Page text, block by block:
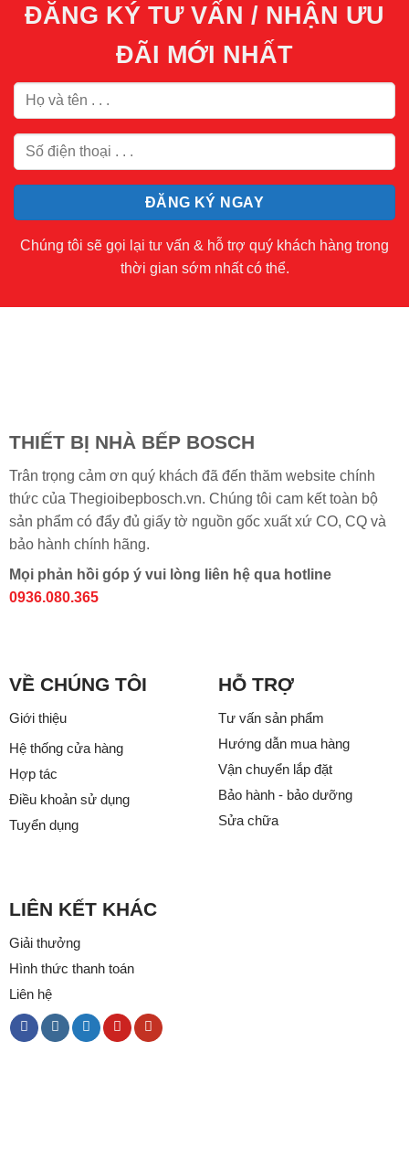
ĐĂNG KÝ TƯ VẤN / NHẬN ƯU
ĐÃI MỚI NHẤT
Chúng tôi sẽ gọi lại tư vấn & hỗ trợ quý khách hàng trong
thời gian sớm nhất có thể.
THIẾT BỊ NHÀ BẾP BOSCH
Trân trọng cảm ơn quý khách đã đến thăm website chính
thức của Thegioibepbosch.vn. Chúng tôi cam kết toàn bộ
sản phẩm có đẩy đủ giấy tờ nguồn gốc xuất xứ CO, CQ và
bảo hành chính hãng.
Mọi phản hồi góp ý vui lòng liên hệ qua hotline
0936.080.365
VỀ CHÚNG TÔI
Giới thiệu
Hệ thống cửa hàng
Hợp tác
Điều khoản sử dụng
Tuyển dụng
HỖ TRỢ
Tư vấn sản phẩm
Hướng dẫn mua hàng
Vận chuyển lắp đặt
Bảo hành - bảo dưỡng
Sửa chữa
LIÊN KẾT KHÁC
Giải thưởng
Hình thức thanh toán
Liên hệ